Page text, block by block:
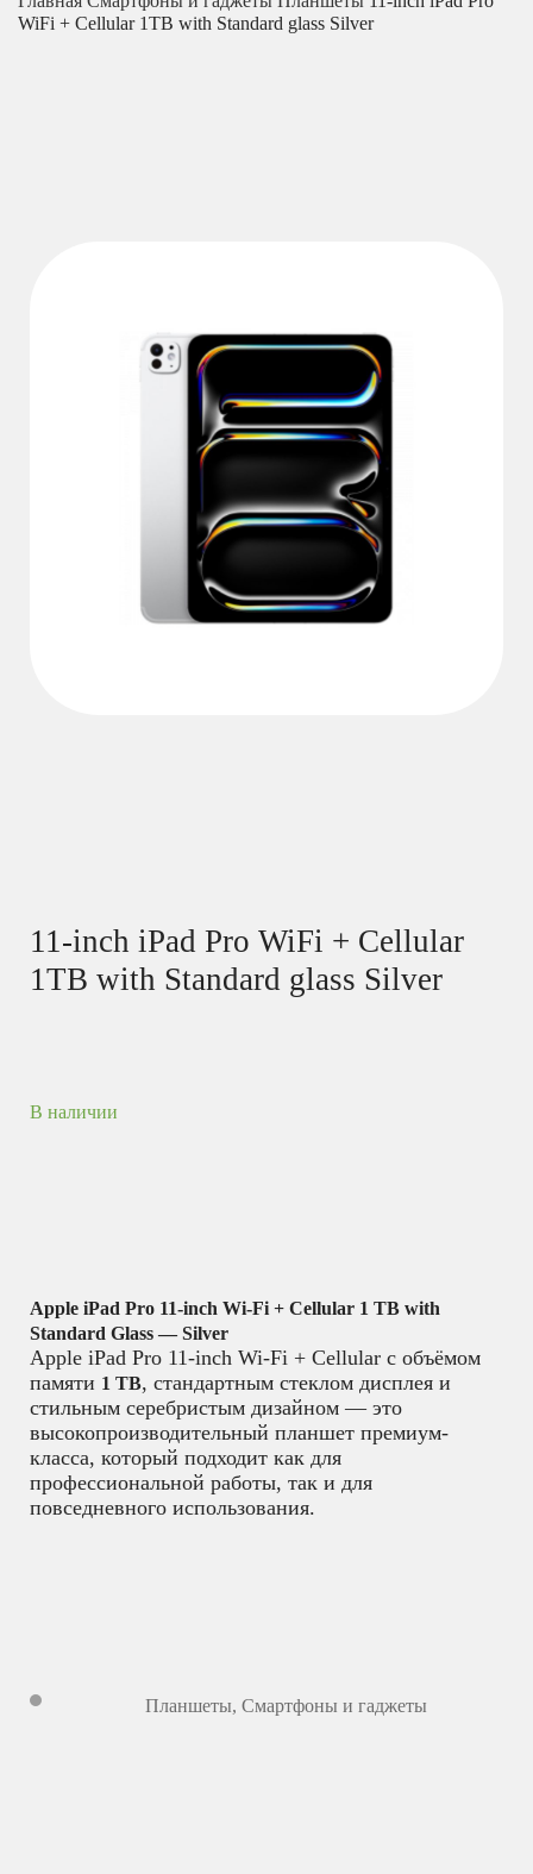
WiFi + Cellular 1TB with Standard glass Silver
11-inch iPad Pro WiFi + Cellular
1TB with Standard glass Silver
В наличии
Apple iPad Pro 11-inch Wi-Fi + Cellular 1 TB with
Standard Glass — Silver
Apple iPad Pro 11-inch Wi-Fi + Cellular с объёмом
памяти 1 TB, стандартным стеклом дисплея и
стильным серебристым дизайном — это
высокопроизводительный планшет премиум-
класса, который подходит как для
профессиональной работы, так и для
повседневного использования.
Планшеты, Смартфоны и гаджеты